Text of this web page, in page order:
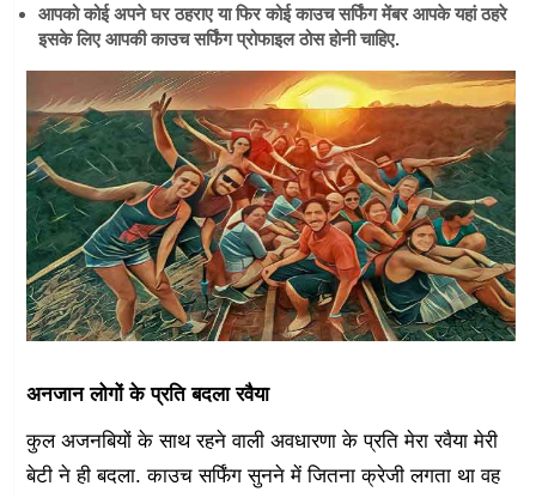
आपको कोई अपने घर ठहराए या फिर कोई काउच सर्फिंग मेंबर आपके यहां ठहरे
इसके लिए आपकी काउच सर्फिंग प्रोफाइल ठोस होनी चाहिए.
अनजान लोगों के प्रति बदला रवैया
कुल अजनबियों के साथ रहने वाली अवधारणा के प्रति मेरा रवैया मेरी
बेटी ने ही बदला. काउच सर्फिंग सुनने में जितना क्रेजी लगता था वह